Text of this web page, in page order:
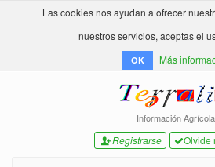
Las cookies nos ayudan a ofrecer
nuestros servicios, aceptas el
OK Más
Información Agrícola
Registrarse Olvide